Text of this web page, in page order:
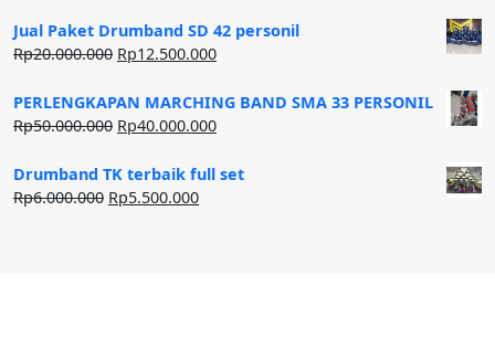
Jual Paket Drumband SD 42 personil
Rp20.000.000 Harga
adalah:
Rp20.000.000.
Rp12.500.000Harga
ini
adalah:
PERLENGKAPAN MARCHING BAND SMA 33 PERSONIL
Rp50.000.000 Harga
adalah:
Rp50.000.000.
Rp40.000.000Harga
ini
Drumband TK terbaik full set
Rp6.000.000 Harga
Rp5.500.000Harga